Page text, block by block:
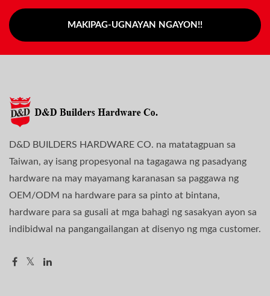
MAKIPAG-UGNAYAN NGAYON!!
D&D BUILDERS HARDWARE CO. na matatagpuan sa
Taiwan, ay isang propesyonal na tagagawa ng pasadyang
hardware na may mayamang karanasan sa paggawa ng
OEM/ODM na hardware para sa pinto at bintana,
hardware para sa gusali at mga bahagi ng sasakyan ayon sa
indibidwal na pangangailangan at disenyo ng mga customer.